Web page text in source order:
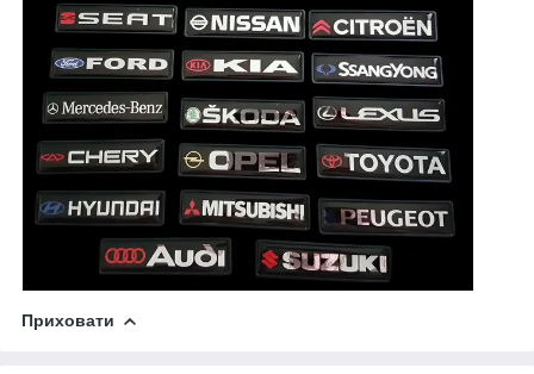
Приховати